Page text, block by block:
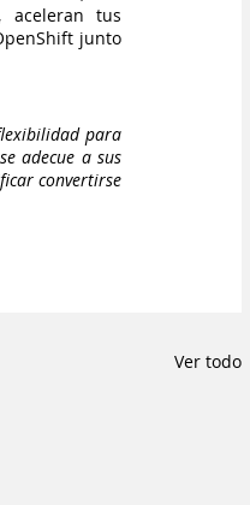
aceleran tus
junto
para
adecue a sus
convertirse
Ver todo